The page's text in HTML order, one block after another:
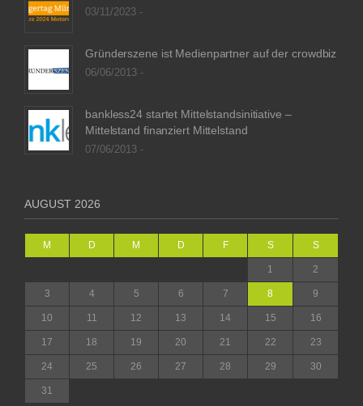
03/11/2023 -
Gründerszene ist Medienpartner auf der crowdbiz
06/06/2013 -
bankless24 startet Mittelstandsinitiative –
Mittelstand finanziert Mittelstand
07/06/2013 -
AUGUST 2026
M D M D F S S
1 2
3 4 5 6 7 8 9
10 11 12 13 14 15 16
17 18 19 20 21 22 23
24 25 26 27 28 29 30
31